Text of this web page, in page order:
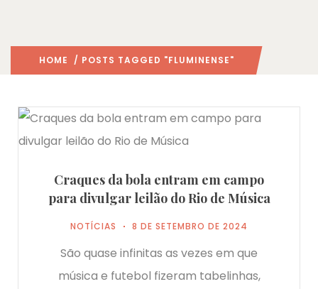
HOME / POSTS TAGGED "FLUMINENSE"
Craques da bola entram em campo
para divulgar leilão do Rio de Música
NOTÍCIAS 8 DE SETEMBRO DE 2024
São quase infinitas as vezes em que
música e futebol fizeram tabelinhas,